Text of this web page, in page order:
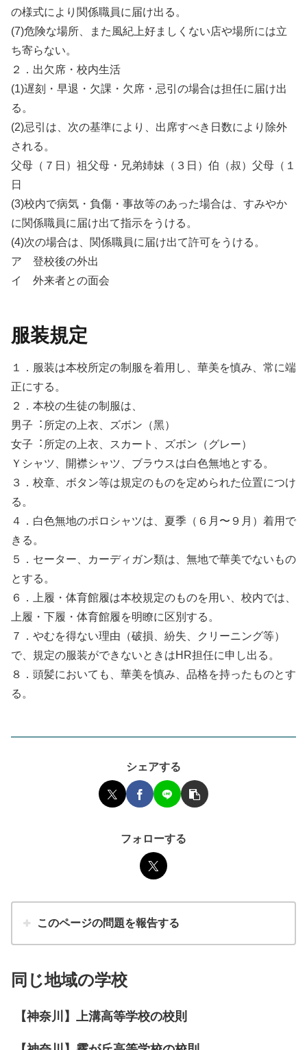
の様式により関係職員に届け出る。
(7)危険な場所、また⾵紀上好ましくない店や場所には⽴
ち寄らない。
２．出⽋席・校内⽣活
(1)遅刻・早退・⽋課・⽋席・忌引の場合は担任に届け出
る。
(2)忌引は、次の基準により、出席すべき⽇数により除外
される。
⽗⺟（７⽇）祖⽗⺟・兄弟姉妹（３⽇）伯（叔）⽗⺟（１
⽇
(3)校内で病気・負傷・事故等のあった場合は、すみやか
に関係職員に届け出て指⽰をうける。
(4)次の場合は、関係職員に届け出て許可をうける。
ア 登校後の外出
イ 外来者との⾯会
服装規定
１．服装は本校所定の制服を着⽤し、華美を慎み、常に端
正にする。
２．本校の⽣徒の制服は、
男⼦︓所定の上⾐、ズボン（⿊）
⼥⼦︓所定の上⾐、スカート、ズボン（グレー）
Ｙシャツ、開襟シャツ、ブラウスは⽩⾊無地とする。
３．校章、ボタン等は規定のものを定められた位置につけ
る。
４．⽩⾊無地のポロシャツは、夏季（６⽉〜９⽉）着⽤で
きる。
５．セーター、カーディガン類は、無地で華美でないもの
とする。
６．上履・体育館履は本校規定のものを⽤い、校内では、
上履・下履・体育館履を明瞭に区別する。
７．やむを得ない理由（破損、紛失、クリーニング等）
で、規定の服装ができないときはHR担任に申し出る。
８．頭髪においても、華美を慎み、品格を持ったものとす
る。
シェアする
フォローする
このページの問題を報告する
同じ地域の学校
【神奈川】上溝高等学校の校則